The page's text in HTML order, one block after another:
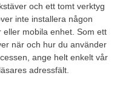
och ett tomt verktyg
inte installera någon
mobila enhet. Som ett
när och hur du använder
ange helt enkelt vår
adressfält.